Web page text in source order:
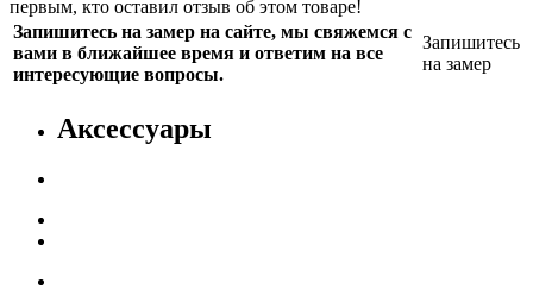
первым, кто оставил отзыв об этом товаре!
Запишитесь на замер на сайте, мы свяжемся с
вами в ближайшее время и ответим на все
интересующие вопросы.
Запишитесь
на замер
Аксессуары